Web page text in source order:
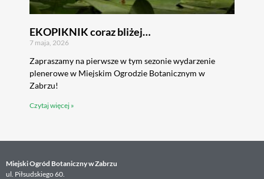
EKOPIKNIK coraz bliżej…
7 maja, 2026
Zapraszamy na pierwsze w tym sezonie wydarzenie
plenerowe w Miejskim Ogrodzie Botanicznym w
Zabrzu!
Czytaj więcej »
Miejski Ogród Botaniczny w Zabrzu
ul. Piłsudskiego 60.